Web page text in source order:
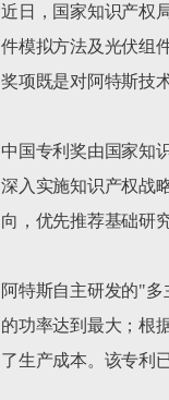
近日，国家知识产权
件模拟方法及光伏组
奖项既是对阿特斯技
中国专利奖由国家知
深入实施知识产权战
向，优先推荐基础研
阿特斯自主研发的"
的功率达到最大；根
了生产成本。该专利